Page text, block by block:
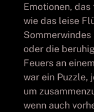
Emotionen,
wie das leise
oder die
Feuers an
war ein Puzzle,
um
wenn auch